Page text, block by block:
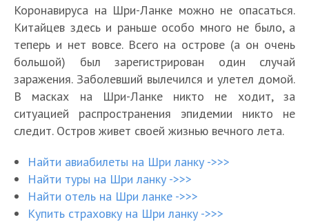
Коронавируса на Шри-Ланке можно не опасаться.
Китайцев здесь и раньше особо много не было, а
теперь и нет вовсе. Всего на острове (а он очень
большой) был зарегистрирован один случай
заражения. Заболевший вылечился и улетел домой.
В масках на Шри-Ланке никто не ходит, за
ситуацией распространения эпидемии никто не
следит. Остров живет своей жизнью вечного лета.
Найти авиабилеты на Шри ланку ->>>
Найти туры на Шри ланку ->>>
Найти отель на Шри ланке ->>>
Купить страховку на Шри ланку ->>>